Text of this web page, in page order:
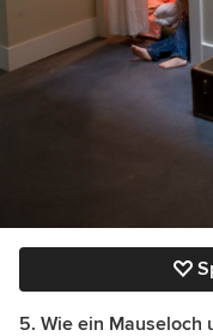
5. Wie ein Mauseloch